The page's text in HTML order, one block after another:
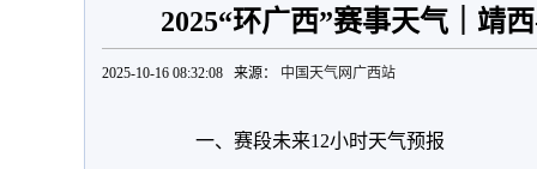
2025“环广西”赛事天气｜靖
2025-10-16 08:32:08 来源： 中国天气网广西站
一、赛段未来12小时天气预报